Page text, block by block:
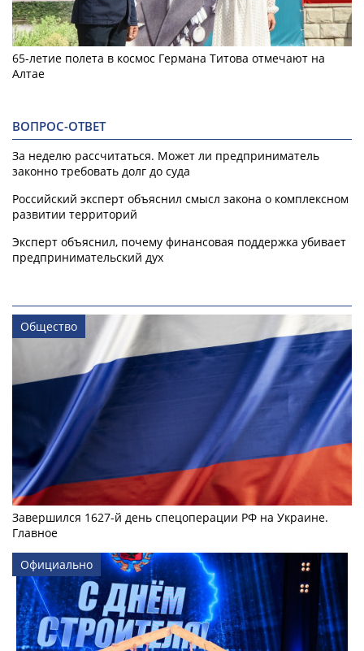
65-летие полета в космос Германа Титова отмечают на
Алтае
ВОПРОС-ОТВЕТ
За неделю рассчитаться. Может ли предприниматель
законно требовать долг до суда
Российский эксперт объяснил смысл закона о комплексном
развитии территорий
Эксперт объяснил, почему финансовая поддержка убивает
предпринимательский дух
Общество
Завершился 1627-й день спецоперации РФ на Украине.
Главное
Официально